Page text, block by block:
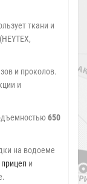
ткани и
и проколов.
и
650
на водоеме
и